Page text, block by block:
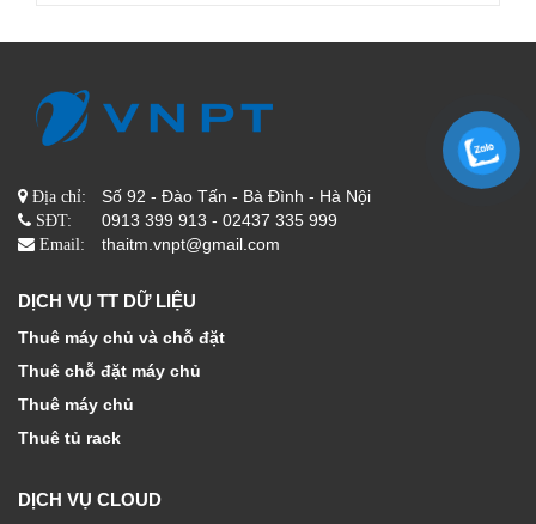
Địa chỉ: Số 92 - Đào Tấn - Bà Đình - Hà Nội
SĐT: 0913 399 913 - 02437 335 999
Email: thaitm.vnpt@gmail.com
DỊCH VỤ TT DỮ LIỆU
Thuê máy chủ và chỗ đặt
Thuê chỗ đặt máy chủ
Thuê máy chủ
Thuê tủ rack
DỊCH VỤ CLOUD